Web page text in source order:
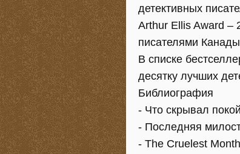
детективных
Arthur Ellis Award –
писателями
В списке
десятку лучших
Библиография
- Что скрывал
- Последняя
- The Cruelest